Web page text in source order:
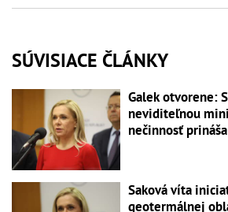
SÚVISIACE ČLÁNKY
Galek otvorene:
neviditeľnou
nečinnosť
Saková víta
geotermálnej